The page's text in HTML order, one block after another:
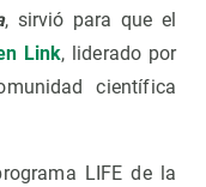
, sirvió para que el
Link, liderado por
científica
LIFE de la